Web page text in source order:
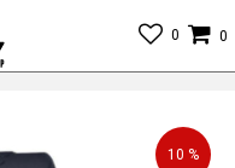
0
0
10 %